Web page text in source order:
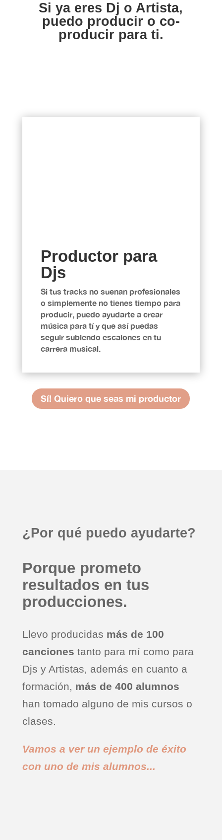
Si ya eres Dj o Artista,
puedo producir o co-
producir para ti.
Productor para
Djs
Si tus tracks no suenan profesionales
o simplemente no tienes tiempo para
producir, puedo ayudarte a crear
música para tí y que así puedas
seguir subiendo escalones en tu
carrera musical.
Sí! Quiero que seas mi productor
¿Por qué puedo ayudarte?
Porque prometo
resultados en tus
producciones.
Llevo producidas más de 100
canciones tanto para mí como para
Djs y Artistas, además en cuanto a
formación, más de 400 alumnos
han tomado alguno de mis cursos o
clases.
Vamos a ver un ejemplo de éxito
con uno de mis alumnos...